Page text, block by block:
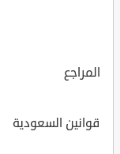
المراجع
قوانين السعودية